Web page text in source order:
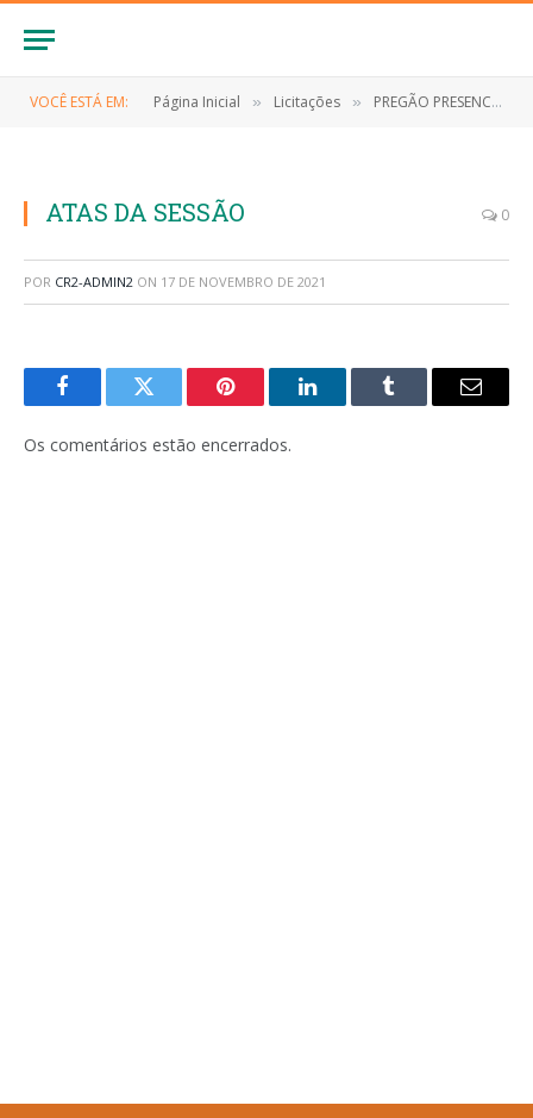
VOCÊ ESTÁ EM: Página Inicial » Licitações » PREGÃO PRESENCIAL Nº 012/2021-SRP (EVENTUAL CONTRATAÇÃO DE EMPRESA ESPECIALIZADA NO FORNECIMENTO DE ÁGUA MINERAL, VASILHAME DE 20 LITROS, GÁS LIQUEFEITO DE PETRÓLEO E BOTIJÃO DE GÁS(VASILHAME DE 13KG))
ATAS DA SESSÃO 0
POR CR2-ADMIN2 ON 17 DE NOVEMBRO DE 2021
FacebookTwitter Pinterest LinkedInTumblr
E-
Os comentários estão encerrados.